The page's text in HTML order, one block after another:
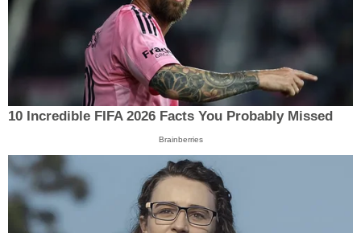
10 Incredible FIFA 2026 Facts You Probably Missed
Brainberries